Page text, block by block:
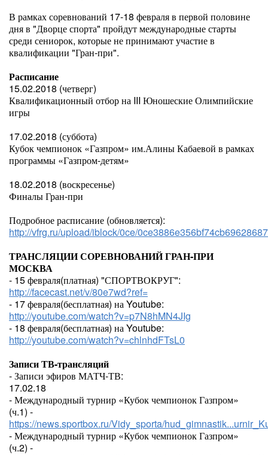
В рамках соревнований 17-18 февраля в первой половине
дня в "Дворце спорта" пройдут международные старты
среди сениорок, которые не принимают участие в
квалификации "Гран-при".
Расписание
15.02.2018 (четверг)
Квалификационный отбор на III Юношеские Олимпийские
игры
17.02.2018 (суббота)
Кубок чемпионок «Газпром» им.Алины Кабаевой в рамках
программы «Газпром-детям»
18.02.2018 (воскресенье)
Финалы Гран-при
Подробное расписание (обновляется):
http://vfrg.ru/upload/iblock/0ce/
ТРАНСЛЯЦИИ СОРЕВНОВАНИЙ ГРАН-ПРИ
МОСКВА
- 15 февраля(платная) "СПОРТВОКРУГ":
http://facecast.net/v/80e7wd?ref=
- 17 февраля(бесплатная) на Youtube:
http://youtube.com/watch?v=p7N8hMN4JIg
- 18 февраля(бесплатная) на Youtube:
http://youtube.com/watch?v=chlnhdFTsL0
Записи ТВ-трансляций
- Записи эфиров МАТЧ-ТВ:
17.02.18
- Международный турнир «Кубок чемпионок Газпром»
(ч.1) -
https://news.sportbox.ru/Vidy_sporta/
- Международный турнир «Кубок чемпионок Газпром»
(ч.2) -